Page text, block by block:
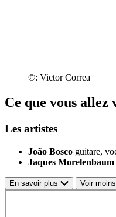
©: Victor Correa
Ce que vous
Les artistes
João Bosco guitare,
Jaques Morelenbaum
En savoir plus Voir moins